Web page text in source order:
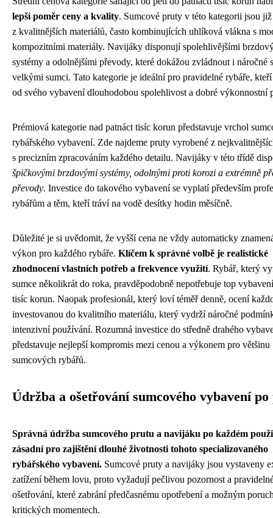
lepší poměr ceny a kvality. Sumcové pruty v této kategorii jsou
z kvalitnějších materiálů, často kombinujících uhlíková vlákna s
kompozitními materiály. Navijáky disponují spolehlivějšími
systémy a odolnějšími převody, které dokážou zvládnout i náročné
velkými sumci. Tato kategorie je ideální pro pravidelné rybáře,
od svého vybavení dlouhodobou spolehlivost a dobré výkonnostní
Prémiová kategorie nad patnáct tisíc korun představuje vrchol
rybářského vybavení. Zde najdeme pruty vyrobené z
s precizním zpracováním každého detailu. Navijáky v této třídě
špičkovými brzdovými systémy, odolnými proti korozi a extrémně
převody. Investice do takového vybavení se vyplatí především
rybářům a těm, kteří tráví na vodě desítky hodin měsíčně.
Důležité je si uvědomit, že vyšší cena ne vždy automaticky
výkon pro každého rybáře. Klíčem k správné volbě je realistické
zhodnocení vlastních potřeb a frekvence využití. Rybář, který
sumce několikrát do roka, pravděpodobně nepotřebuje top
tisíc korun. Naopak profesionál, který loví téměř denně, ocení
investovanou do kvalitního materiálu, který vydrží náročné
intenzivní používání. Rozumná investice do středně drahého
představuje nejlepší kompromis mezi cenou a výkonem pro většinu
sumcových rybářů.
Údržba a ošetřování sumcového vybavení
Správná údržba sumcového prutu a navijáku po každém
zásadní pro zajištění dlouhé životnosti tohoto specializovaného
rybářského vybavení. Sumcové pruty a navijáky jsou vystaveny
zatížení během lovu, proto vyžadují pečlivou pozornost a
ošetřování, které zabrání předčasnému opotřebení a možným
kritických momentech.